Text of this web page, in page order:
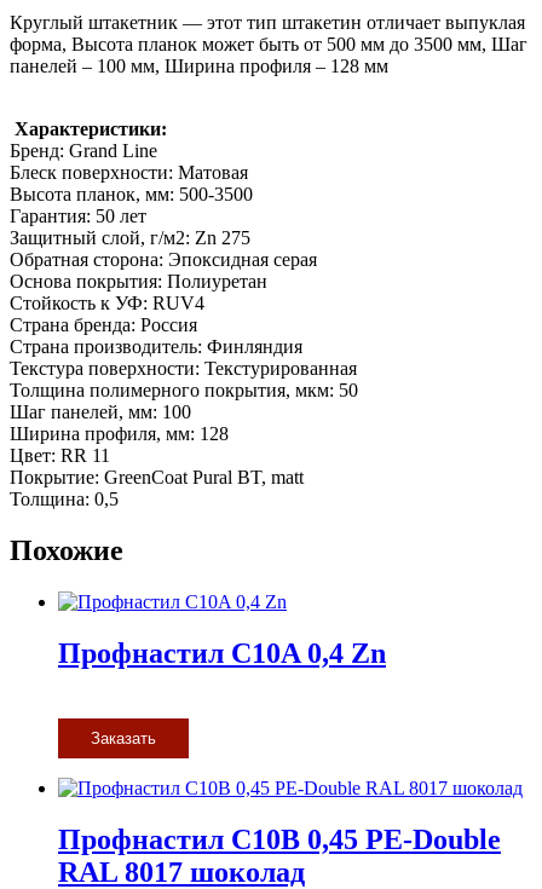
Круглый штакетник — этот тип штакетин отличает выпуклая
форма, Высота планок может быть от 500 мм до 3500 мм, Шаг
панелей – 100 мм, Ширина профиля – 128 мм
Характеристики:
Бренд: Grand Line
Блеск поверхности: Матовая
Высота планок, мм: 500-3500
Гарантия: 50 лет
Защитный слой, г/м2: Zn 275
Обратная сторона: Эпоксидная серая
Основа покрытия: Полиуретан
Стойкость к УФ: RUV4
Страна бренда: Россия
Страна производитель: Финляндия
Текстура поверхности: Текстурированная
Толщина полимерного покрытия, мкм: 50
Шаг панелей, мм: 100
Ширина профиля, мм: 128
Цвет: RR 11
Покрытие: GreenCoat Pural BT, matt
Толщина: 0,5
Похожие
Профнастил С10A 0,4 Zn
Заказать
Профнастил С10В 0,45 PE-Double
RAL 8017 шоколад